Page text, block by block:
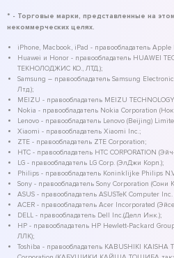
* - Торговые марки, представленные на
некоммерческих целях.
iPhone, Macbook, iPad - правообладатель
Huawei и Honor - правообладатель HUAWEI
ТЕКНОЛОДЖИС КО., ЛТД.);
Samsung – правообладатель Samsung
Лтд.);
MEIZU - правообладатель MEIZU TECHNOLOGY
Nokia - правообладатель Nokia Corporation
Lenovo - правообладатель Lenovo (Beijing)
Xiaomi - правообладатель Xiaomi Inc.;
ZTE - правообладатель ZTE Corporation;
HTC - правообладатель HTC CORPORATION
LG - правообладатель LG Corp. (ЭлДжи Корп.);
Philips - правообладатель Koninklijke Philips
Sony - правообладатель Sony Corporation (Сони
ASUS - правообладатель ASUSTeK Computer
ACER - правообладатель Acer Incorporated
DELL - правообладатель Dell Inc.(Делл Инк.);
HP - правообладатель HP Hewlett-Packard
ЛЛК);
Toshiba - правообладатель KABUSHIKI KAISHA